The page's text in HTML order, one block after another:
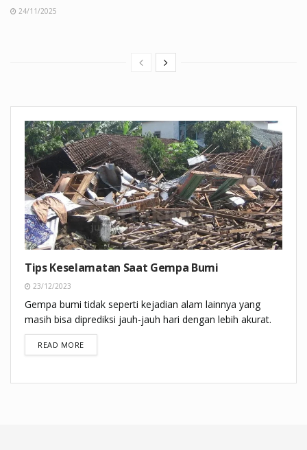
24/11/2025
Tips Keselamatan Saat Gempa Bumi
23/12/2023
Gempa bumi tidak seperti kejadian alam lainnya yang
masih bisa diprediksi jauh-jauh hari dengan lebih akurat.
READ MOREDETAILS